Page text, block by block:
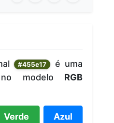
#455e17
é uma
no modelo RGB
Verde Azul